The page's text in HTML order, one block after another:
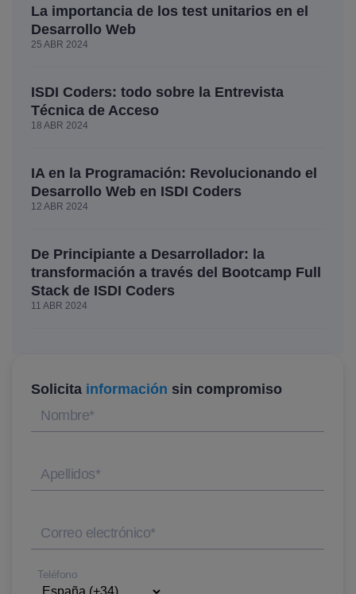
La importancia de los test unitarios en el
Desarrollo Web
25 ABR 2024
ISDI Coders: todo sobre la Entrevista
Técnica de Acceso
18 ABR 2024
IA en la Programación: Revolucionando el
Desarrollo Web en ISDI Coders
12 ABR 2024
De Principiante a Desarrollador: la
transformación a través del Bootcamp Full
Stack de ISDI Coders
11 ABR 2024
Solicita información sin compromiso
Nombre*
Apellidos*
Correo electrónico*
Teléfono